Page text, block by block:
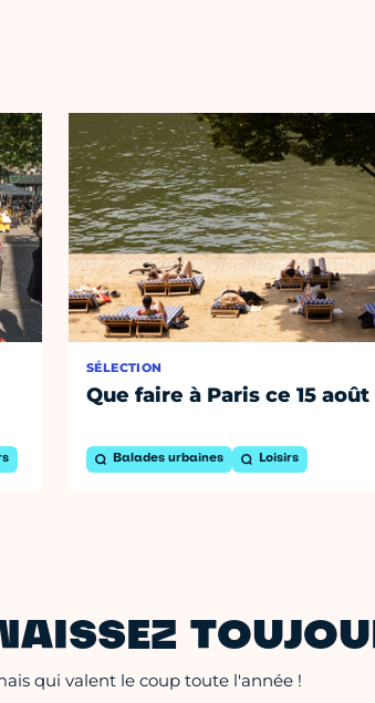
SÉLECTION
Que faire à Paris ce 15 août
Balades urbaines Loisirs
qui valent le coup toute l'année !